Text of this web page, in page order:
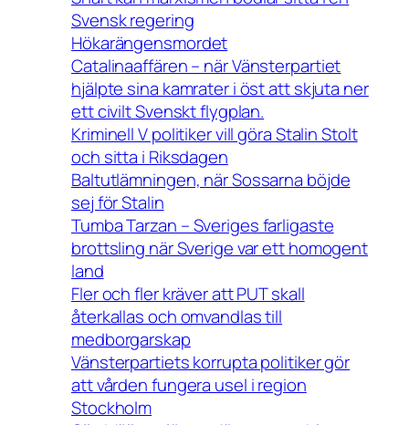
Svensk regering
Hökarängensmordet
Catalinaaffären – när Vänsterpartiet
hjälpte sina kamrater i öst att skjuta ner
ett civilt Svenskt flygplan.
Kriminell V politiker vill göra Stalin Stolt
och sitta i Riksdagen
Baltutlämningen, när Sossarna böjde
sej för Stalin
Tumba Tarzan – Sveriges farligaste
brottsling när Sverige var ett homogent
land
Fler och fler kräver att PUT skall
återkallas och omvandlas till
medborgarskap
Vänsterpartiets korrupta politiker gör
att vården fungera usel i region
Stockholm